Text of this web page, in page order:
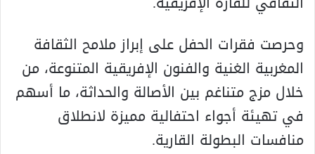
وحرصت فقرات الحفل على إبراز ملامح الثقافة
المغربية الغنية والفنون الإفريقية المتنوعة، من
خلال مزج متناغم بين الأصالة والحداثة، ما أسهم
في تهيئة أجواء احتفالية مميزة لانطلاق
منافسات البطولة القارية.